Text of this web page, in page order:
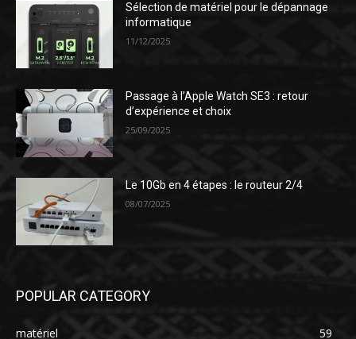
Sélection de matériel pour le dépannage
informatique
11/12/2025
Passage à l’Apple Watch SE3 : retour
d’expérience et choix
25/09/2025
Le 10Gb en 4 étapes : le routeur 2/4
08/07/2025
POPULAR CATEGORY
matériel
59